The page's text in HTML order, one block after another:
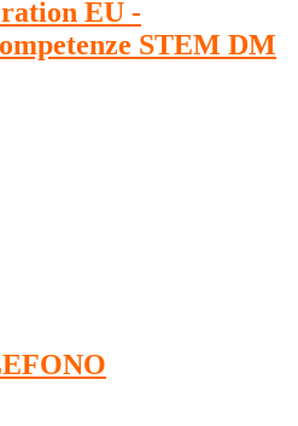
EU -
STEM DM